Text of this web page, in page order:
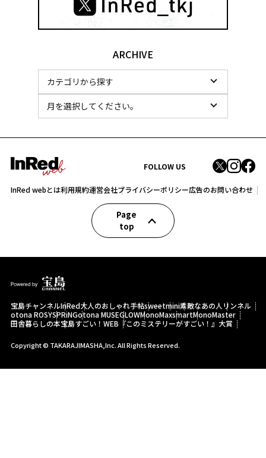
ARCHIVE
FOLLOW US
InRed webとは利用規約運営会社プライバシーポリシー広告のお問い合わせ
Page
top
宝島チャンネルInRed大人のおしゃれ手帖sweetmini素敵なあの人 リンネル
otona ROSYSPRiNGotona MUSEGLOWMonoMaxsmartMonoMaster
田舎暮らしの本宝島すごい！WEB 『このミステリーがすごい！』大賞
Copyright © TAKARAJIMASHA,Inc. All Rights Reserved.